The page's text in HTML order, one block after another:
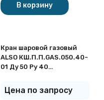
В корзину
Кран шаровой газовый
ALSO КШ.П.П.GAS.050.40-
01 Ду 50 Ру 40
приварку
Цена по запросу